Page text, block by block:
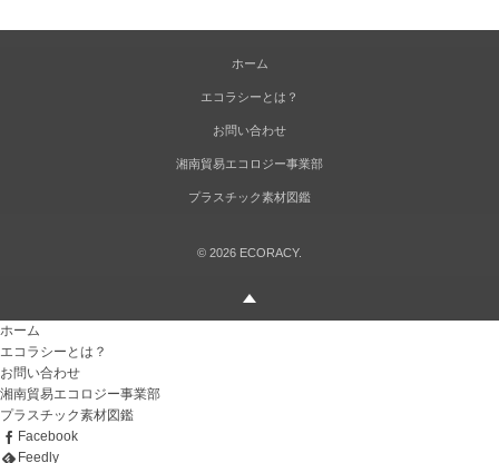
ホーム
エコラシーとは？
お問い合わせ
湘南貿易エコロジー事業部
プラスチック素材図鑑
© 2026 ECORACY.
ホーム
エコラシーとは？
お問い合わせ
湘南貿易エコロジー事業部
プラスチック素材図鑑
Facebook
Feedly